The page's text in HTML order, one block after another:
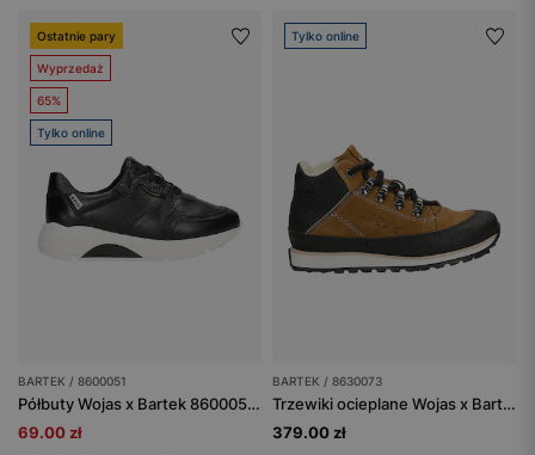
Ostatnie pary
Wyprzedaż
65%
Tylko online
BARTEK / 8600051
Półbuty Wojas x Bartek 8600051, czarny
69.00 zł
Tylko online
BARTEK / 8630073
Trzewiki ocieplane Wojas x Bartek 8630073, dla chłopców, brązowy
379.00 zł